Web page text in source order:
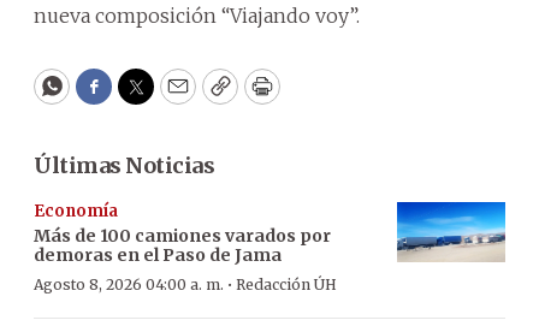
nueva composición “Viajando voy”.
WhatsApp
Facebook
Twitter
EmailCopyPrint
Últimas Noticias
Economía
Más de 100 camiones varados por
demoras en el Paso de Jama
Agosto 8, 2026 04:00 a. m. · Redacción ÚH